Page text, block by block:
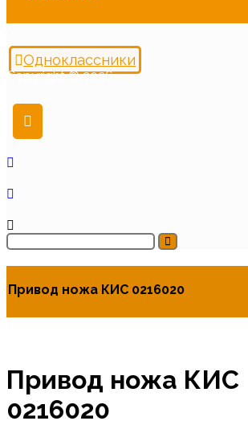
Одноклассники
Copyright © 2026
Привод ножа КИС 0216020
Привод ножа КИС
0216020